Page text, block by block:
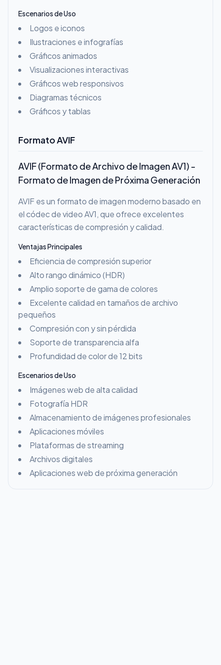
Escenarios de Uso
Logos e iconos
Ilustraciones e infografías
Gráficos animados
Visualizaciones interactivas
Gráficos web responsivos
Diagramas técnicos
Gráficos y tablas
Formato AVIF
AVIF (Formato de Archivo de Imagen AV1) -
Formato de Imagen de Próxima Generación
AVIF es un formato de imagen moderno basado en
el códec de video AV1, que ofrece excelentes
características de compresión y calidad.
Ventajas Principales
Eficiencia de compresión superior
Alto rango dinámico (HDR)
Amplio soporte de gama de colores
Excelente calidad en tamaños de archivo
pequeños
Compresión con y sin pérdida
Soporte de transparencia alfa
Profundidad de color de 12 bits
Escenarios de Uso
Imágenes web de alta calidad
Fotografía HDR
Almacenamiento de imágenes profesionales
Aplicaciones móviles
Plataformas de streaming
Archivos digitales
Aplicaciones web de próxima generación